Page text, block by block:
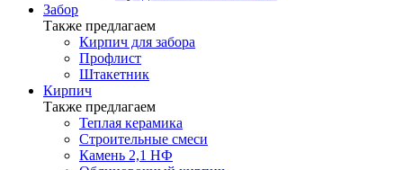
Забор
Также предлагаем
Кирпич для забора
Профлист
Штакетник
Кирпич
Также предлагаем
Теплая керамика
Строительные смеси
Камень 2,1 НФ